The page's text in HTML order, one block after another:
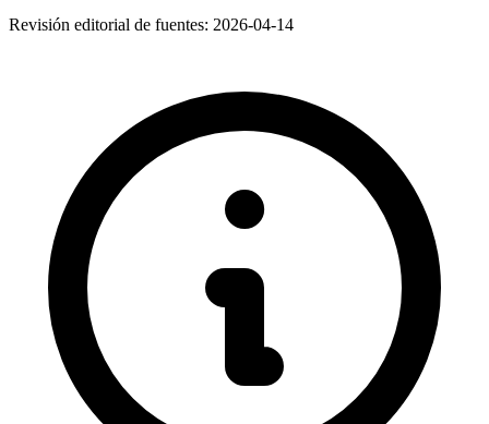
Revisión editorial de fuentes: 2026-04-14